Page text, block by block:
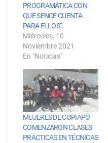
PROGRAMÁTICA CON
QUE SENCE CUENTA
PARA ELLOS”.
Miércoles, 10
Noviembre 2021
En "Noticias"
MUJERES DE COPIAPÓ
COMENZARON CLASES
PRÁCTICAS EN TÉCNICAS